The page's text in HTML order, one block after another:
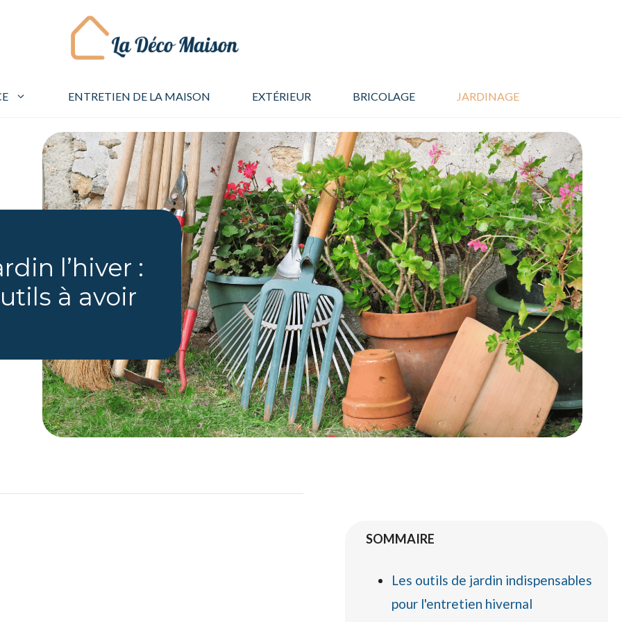
ENTRETIEN DE LA MAISON EXTÉRIEUR BRICOLAGE JARDINAGE
l’hiver :
à avoir
SOMMAIRE
Les outils de jardin indispensables
pour l'entretien hivernal